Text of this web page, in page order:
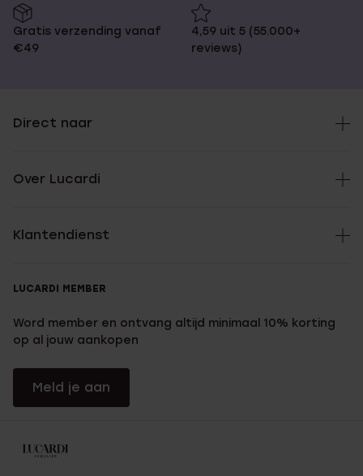
Gratis verzending vanaf
€49
4,59 uit 5 (55.000+
reviews)
Direct naar
Over Lucardi
Klantendienst
LUCARDI MEMBER
Word member en ontvang altijd minimaal 10% korting
op al jouw aankopen
Meld je aan